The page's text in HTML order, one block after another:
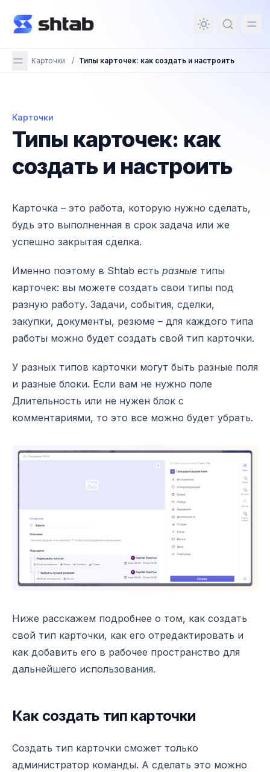
содержимому
Карточки / Типы карточек: как создать и настроить
Типы карточек: как создать и настроить
Карточки
Типы карточек: как
создать и настроить
Карточка – это работа, которую нужно сделать,
будь это выполненная в срок задача или же
успешно закрытая сделка.
Именно поэтому в Shtab есть разные типы
карточек: вы можете создать свои типы под
разную работу. Задачи, события, сделки,
закупки, документы, резюме – для каждого типа
работы можно будет создать свой тип карточки.
У разных типов карточки могут быть разные поля
и разные блоки. Если вам не нужно поле
Длительность или не нужен блок с
комментариями, то это все можно будет убрать.
Ниже расскажем подробнее о том, как создать
свой тип карточки, как его отредактировать и
как добавить его в рабочее пространство для
дальнейшего использования.
Как создать тип карточки
Создать тип карточки сможет только
администратор команды. А сделать это можно